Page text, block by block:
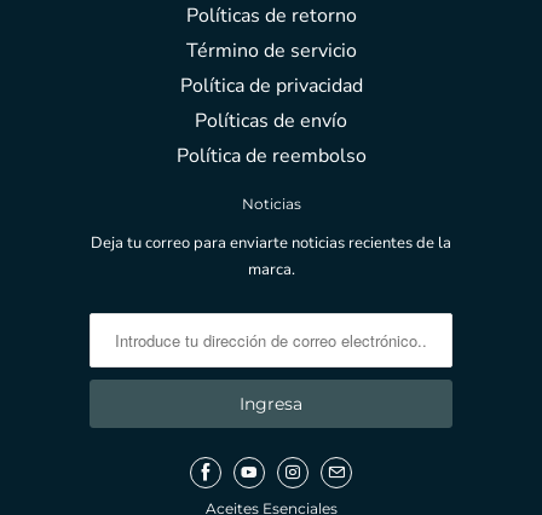
Políticas de retorno
Término de servicio
Política de privacidad
Políticas de envío
Política de reembolso
Noticias
Deja tu correo para enviarte noticias recientes de la
marca.
Aceites Esenciales